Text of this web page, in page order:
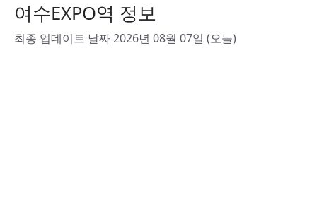
여수EXPO역 정보
최종 업데이트 날짜 2026년 08월 07일 (오늘)